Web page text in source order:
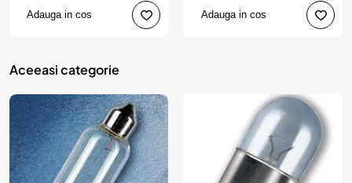
Adauga in cos Adauga in cos
Aceeasi categorie